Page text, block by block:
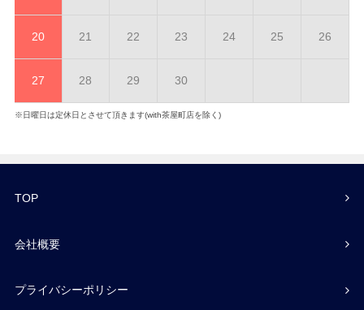
20 21 22 23 24 25 26
27 28 29 30
※日曜日は定休日とさせて頂きます(with茶屋町店を除く)
TOP
会社概要
プライバシーポリシー